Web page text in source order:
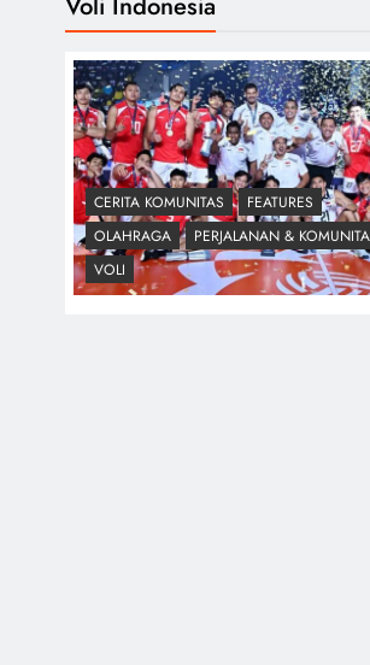
CERITA KOMUNITAS
FEATURES
OLAHRAGA
PERJALANAN &
VOLI